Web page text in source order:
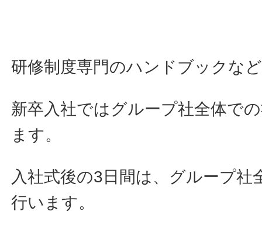
研修制度専門のハンドブックな
新卒入社ではグループ社全体で
ます。
入社式後の3日間は、グループ社
行います。